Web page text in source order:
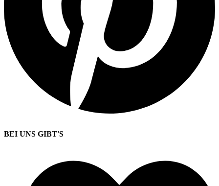
BEI UNS GIBT'S